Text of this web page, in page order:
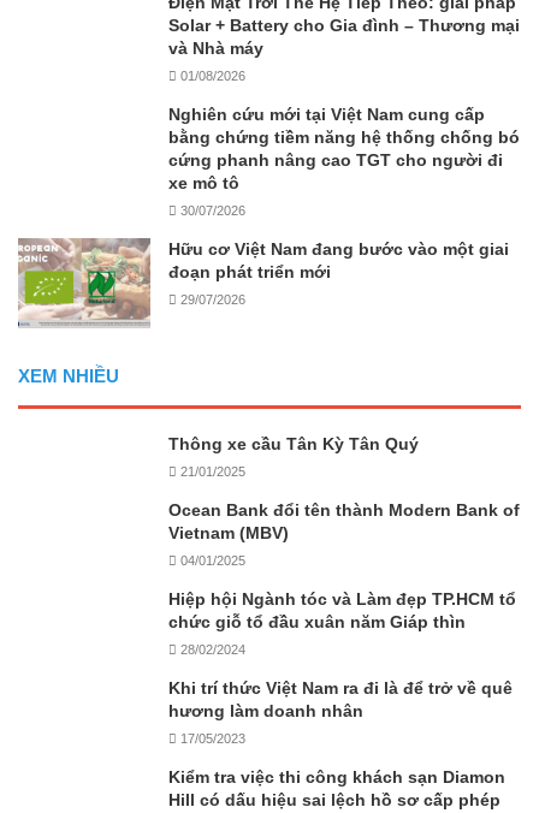
Solar + Battery cho Gia đình – Thương mại
và Nhà máy
01/08/2026
Nghiên cứu mới tại Việt Nam cung cấp
bằng chứng tiềm năng hệ thống chống bó
cứng phanh nâng cao TGT cho người đi
xe mô tô
30/07/2026
Hữu cơ Việt Nam đang bước vào một giai
đoạn phát triển mới
29/07/2026
XEM NHIỀU
Thông xe cầu Tân Kỳ Tân Quý
21/01/2025
Ocean Bank đổi tên thành Modern Bank of
Vietnam (MBV)
04/01/2025
Hiệp hội Ngành tóc và Làm đẹp TP.HCM tổ
chức giỗ tổ đầu xuân năm Giáp thìn
28/02/2024
Khi trí thức Việt Nam ra đi là để trở về quê
hương làm doanh nhân
17/05/2023
Kiểm tra việc thi công khách sạn Diamon
Hill có dấu hiệu sai lệch hồ sơ cấp phép